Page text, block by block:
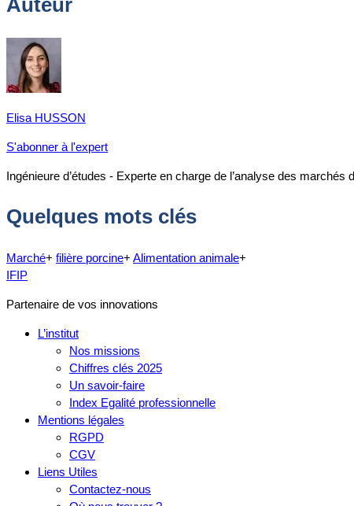
Auteur
Elisa HUSSON
S'abonner à l'expert
Ingénieure d’études - Experte en charge de l’analyse des
Quelques mots clés
Marché+ filière porcine+ Alimentation animale+
IFIP
Partenaire de vos innovations
L’institut
Nos missions
Chiffres clés 2025
Un savoir-faire
Index Egalité professionnelle
Mentions légales
RGPD
CGV
Liens Utiles
Contactez-nous